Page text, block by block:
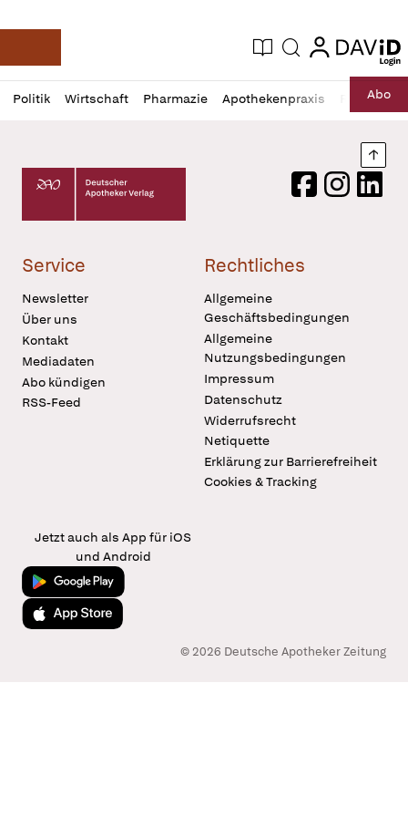
Deutsche Apotheker Zeitung
Aktuelle Ausgabe
Suche login
login
Politik Wirtschaft Pharmazie Apothekenpraxis RechtAbo
Profil
öffnen
Daz
Pur
Deutscher Apotheker Verlag Logo
FacebookInstagram
Service
Newsletter
Über uns
Kontakt
Mediadaten
Abo kündigen
RSS-Feed
Rechtliches
Allgemeine
Geschäftsbedingungen
Allgemeine
Nutzungsbedingungen
Impressum
Datenschutz
Widerrufsrecht
Netiquette
Erklärung zur Barrierefreiheit
Cookies & Tracking
Jetzt auch als App für iOS
und Android
Jetzt bei Google Play
Laden im App Store
© 2026 Deutsche Apotheker Zeitung